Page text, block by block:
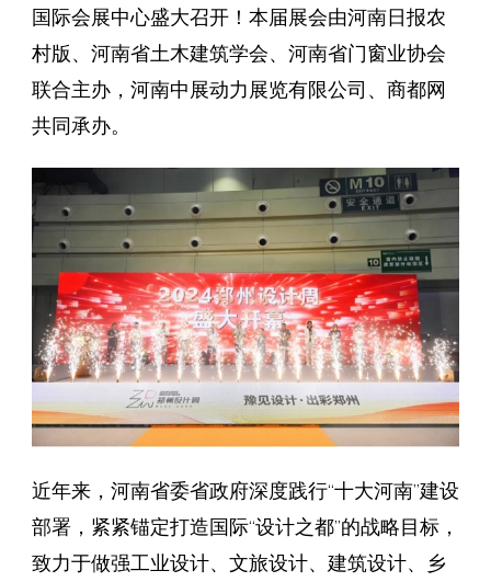
国际会展中心盛大召开！本届展会由河南日报农
村版、河南省土木建筑学会、河南省门窗业协会
联合主办，河南中展动力展览有限公司、商都网
共同承办。
近年来，河南省委省政府深度践行“十大河南”建设
部署，紧紧锚定打造国际“设计之都”的战略目标，
致力于做强工业设计、文旅设计、建筑设计、乡